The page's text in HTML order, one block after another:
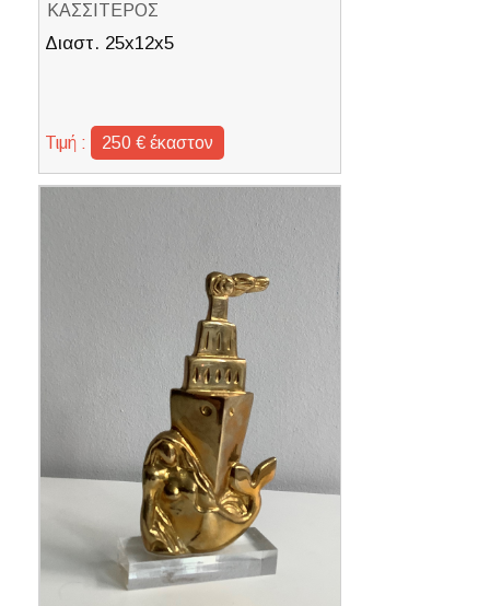
ΚΑΣΣΙΤΕΡΟΣ
Διαστ. 25x12x5
Τιμή : 250 € έκαστον